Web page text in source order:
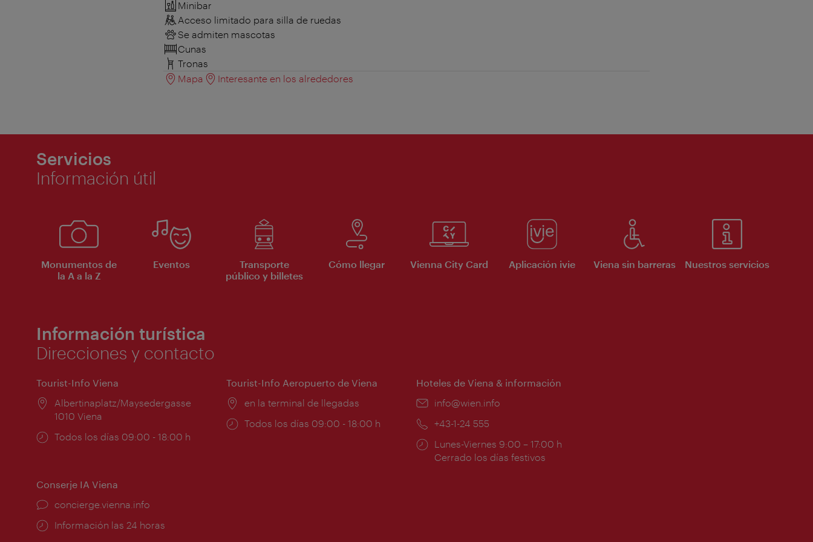
Minibar
Acceso limitado para silla de ruedas
Se admiten mascotas
Cunas
Tronas
Mapa
Interesante en los alrededores
Servicios
Información útil
Monumentos de
la A a la Z
Eventos
Transporte
público y billetes
Cómo llegar Vienna City Card Aplicación ivie Viena sin barreras Nuestros servicios
Información turística
Direcciones y contacto
Tourist-Info Viena
Lugar:
Albertinaplatz/Maysedergasse
1010 Viena
Horarios
Todos los días 09:00 - 18:00 h
Tourist-Info Aeropuerto de Viena
Lugar:
en la terminal de llegadas
Horarios
Todos los días 09:00 - 18:00 h
Hoteles de Viena & información
e-
info@wien.info
Teléfono:
+43-1-24 555
Horarios
de
Lunes-Viernes 9:00 – 17:00 h
Cerrado los días festivos
Conserje IA Viena
concierge.vienna.info
Información las 24 horas